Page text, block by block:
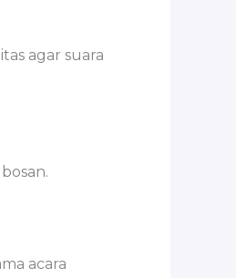
agar suara
acara